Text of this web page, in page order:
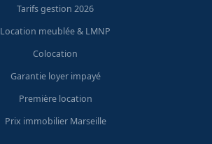
Tarifs gestion 2026
Location meublée & LMNP
Colocation
Garantie loyer impayé
Première location
Prix immobilier Marseille